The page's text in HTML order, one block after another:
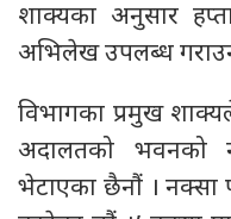
शाक्यका अनुसार
अभिलेख उपलब्ध गराउन
विभागका प्रमुख
अदालतको
भेटाएका छैनौं । नक्सा